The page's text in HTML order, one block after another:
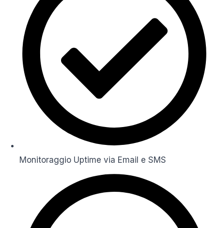
Monitoraggio Uptime via Email e SMS